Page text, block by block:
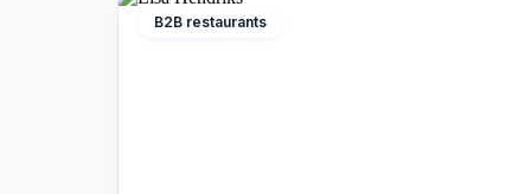
B2B restaurants